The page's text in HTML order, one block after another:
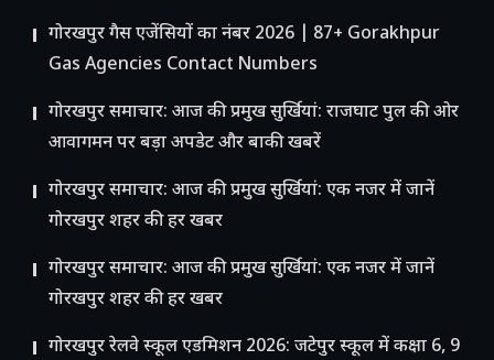
गोरखपुर गैस एजेंसियों का नंबर 2026 | 87+ Gorakhpur
Gas Agencies Contact Numbers
गोरखपुर समाचार: आज की प्रमुख सुर्खियां: राजघाट पुल की ओर
आवागमन पर बड़ा अपडेट और बाकी खबरें
गोरखपुर समाचार: आज की प्रमुख सुर्खियां: एक नजर में जानें
गोरखपुर शहर की हर खबर
गोरखपुर समाचार: आज की प्रमुख सुर्खियां: एक नजर में जानें
गोरखपुर शहर की हर खबर
गोरखपुर रेलवे स्कूल एडमिशन 2026: जटेपुर स्कूल में कक्षा 6, 9